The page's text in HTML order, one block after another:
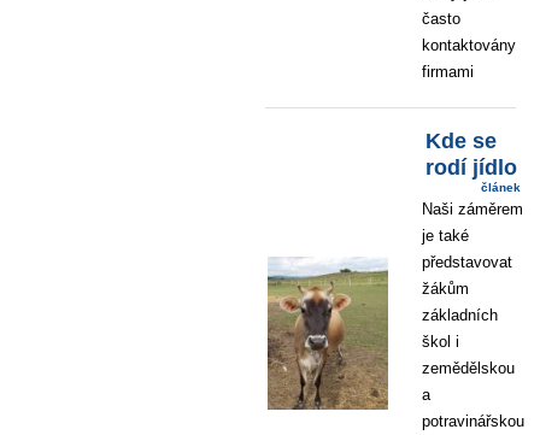
často
kontaktovány
firmami
Kde se
rodí jídlo
článek
Naši záměrem
je také
představovat
žákům
základních
škol i
zemědělskou
a
potravinářskou